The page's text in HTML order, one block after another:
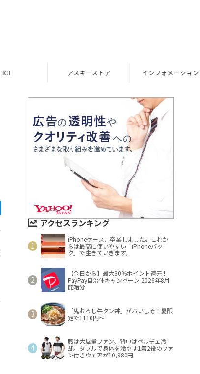
アスキーストア インフォメーション
アクセスランキング
iPhoneケース、卒業しました。これか
らは最高に使いやすい「iPhoneバッ
ク」で生きていきます。
【今日から】最大30％ポイント還元！
PayPay自治体キャンペーン 2026年8月
開始分
「鬼おろし牛タン丼」がおいしそ！夏限
定で1110円～
腰は大風量ファン、背中はペルチェ冷
却。ダブルで身体を冷やす1着2役のファ
ン付きウェアが10,980円